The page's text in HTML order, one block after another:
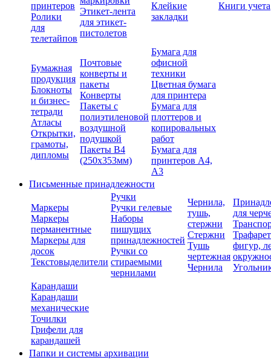
принтеров
Ролики
для
телетайпов
Этикет-лента
для этикет-
пистолетов
Клейкие
закладки
Книги учета
Бумажная
продукция
Блокноты
и бизнес-
тетради
Атласы
Открытки,
грамоты,
дипломы
Почтовые
конверты и
пакеты
Конверты
Пакеты с
полиэтиленовой
воздушной
подушкой
Пакеты В4
(250х353мм)
Бумага для
офисной
техники
Цветная бумага
для принтера
Бумага для
плоттеров и
копировальных
работ
Бумага для
принтеров А4,
А3
Письменные принадлежности
Маркеры
Маркеры
перманентные
Маркеры для
досок
Текстовыделители
Ручки
Ручки гелевые
Наборы
пишущих
принадлежностей
Ручки со
стираемыми
чернилами
Чернила,
тушь,
стержни
Стержни
Тушь
чертежная
Чернила
для
фигур,
Карандаши
Карандаши
механические
Точилки
Грифели для
карандашей
Папки и системы архивации